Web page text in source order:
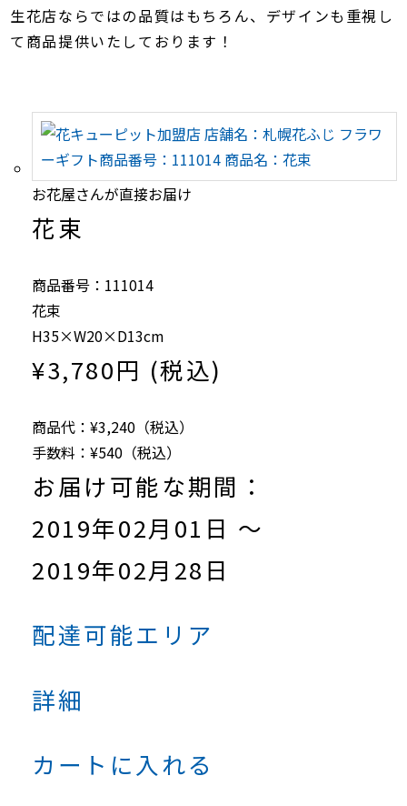
生花店ならではの品質はもちろん、デザインも重視し
て商品提供いたしております！
お花屋さんが直接お届け
花束
商品番号：111014
花束
H35×W20×D13cm
¥3,780円 (税込)
商品代：¥3,240（税込）
手数料：¥540（税込）
お届け可能な期間：
2019年02月01日 ～
2019年02月28日
配達可能エリア
詳細
カートに入れる